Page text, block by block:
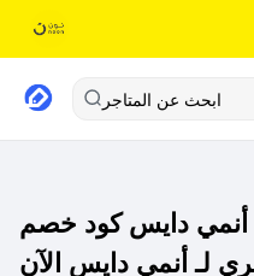
ابحث عن المتاجر
دايس كود خصم